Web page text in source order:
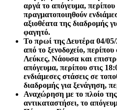
αργά το απόγευμα,
πραγματοποιηθούν
αξιοθέατα της διαδρομής
φαγητό.
Το πρωί της Δευτέρα 04/
από το ξενοδοχείο,
Λεύκες, Νάουσα και
απόγευμα, περίπου στις
ενδιάμεσες στάσεις σε
διαδρομής για ξενάγηση,
Αναχώρηση με το πλοίο
αντικαταστήσει, το